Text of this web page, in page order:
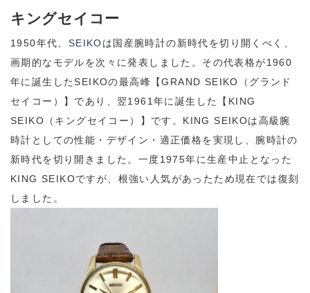
キングセイコー
1950年代、 SEIKOは国産腕時計の新時代を切り開くべく、
画期的なモデルを次々に発表しました。その代表格が1960
年に誕生したSEIKOの最高峰【GRAND SEIKO（グランド
セイコー）】であり、翌1961年に誕生した【KING
SEIKO（キングセイコー）】です。KING SEIKOは高級腕
時計としての性能・デザイン・適正価格を実現し、腕時計の
新時代を切り開きました。一度1975年に生産中止となった
KING SEIKOですが、根強い人気があったため現在では復刻
しました。